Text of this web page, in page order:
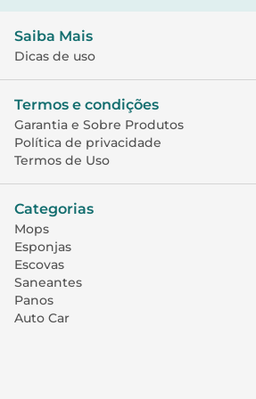
Saiba Mais
Dicas de uso
Termos e condições
Garantia e Sobre Produtos
Política de privacidade
Termos de Uso
Categorias
Mops
Esponjas
Escovas
Saneantes
Panos
Auto Car